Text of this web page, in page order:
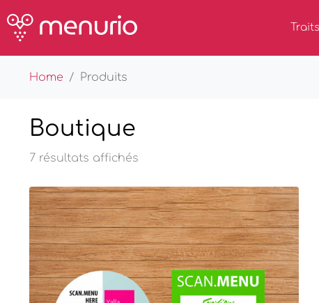
Traits
Home Produits
Boutique
7 résultats affichés